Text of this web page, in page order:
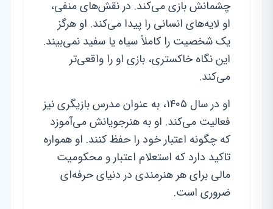
چشمانش بازی می‌کند. در نقش‌های منفی،
او لایه‌های انسانی را پیدا می‌کند. او هرگز
یک شخصیت را کاملاً سیاه یا سفید نمی‌بیند.
این نگاه خاکستری، بازی او را واقعی‌تر
می‌کند.
او در سال ۱۴۰۵، به عنوان مدرس بازیگری نیز
فعالیت می‌کند. او به هنرجویانش می‌آموزد
که چگونه اعتبار خود را حفظ کنند. او همواره
تاکید دارد که استعلام اعتبار و محکومیت
مالی برای هر هنرمندی در دنیای حرفه‌ای
ضروری است.